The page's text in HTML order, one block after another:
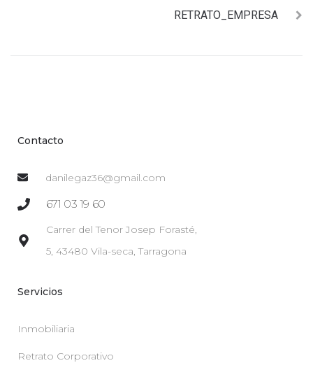
RETRATO_EMPRESA
Contacto
danilegaz36@gmail.com
671 03 19 60
Carrer del Tenor Josep Forasté,
5, 43480 Vila-seca, Tarragona
Servicios
Inmobiliaria
Retrato Corporativo